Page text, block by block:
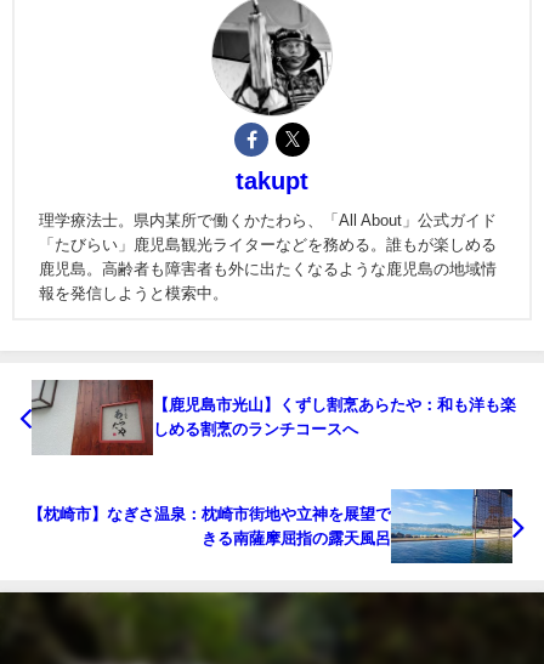
takupt
理学療法士。県内某所で働くかたわら、「All About」公式ガイド
「たびらい」鹿児島観光ライターなどを務める。誰もが楽しめる
鹿児島。高齢者も障害者も外に出たくなるような鹿児島の地域情
報を発信しようと模索中。
【鹿児島市光山】くずし割烹あらたや：和も洋も楽
しめる割烹のランチコースへ
【枕崎市】なぎさ温泉：枕崎市街地や立神を展望で
きる南薩摩屈指の露天風呂